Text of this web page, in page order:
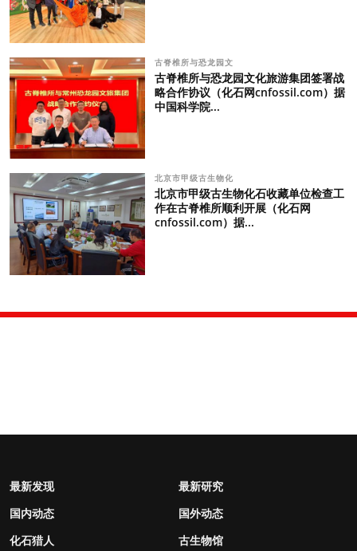
古脊椎所与恐龙园文
古脊椎所与恐龙园文化旅游集团签署战
略合作协议（化石网cnfossil.com）据
中国科学院...
北京市甲级古生物化
北京市甲级古生物化石收藏单位检查工
作在古脊椎所顺利开展（化石网
cnfossil.com）据...
最新发现
最新研究
国内动态
国外动态
化石猎人
古生物馆